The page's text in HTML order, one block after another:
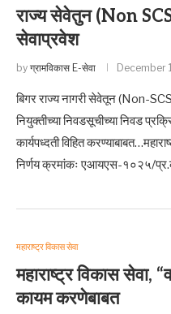
राज्य सेवेतुन (Non
सेवाप्रवेश
by ग्रामविकास E-सेवा December
बिगर राज्य नागरी सेवेतून (Non-
नियुक्तीच्या निवडसूचीच्या निवड
कार्यपध्दती विहित
निर्णय क्रमांकः एआयएस-१०२५/
महाराष्ट्र विकास सेवा
महाराष्ट्र विकास सेवा,
कायम करणेबाबत